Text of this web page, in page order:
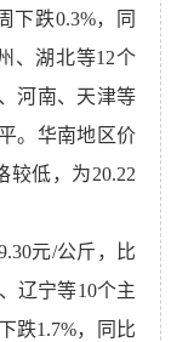
下跌0.3%，同
、湖北等1 2个
河南、天津等
。华南地区价
较低，为20.22
元/公斤，比
辽宁等10个主
跌1.7%，同比